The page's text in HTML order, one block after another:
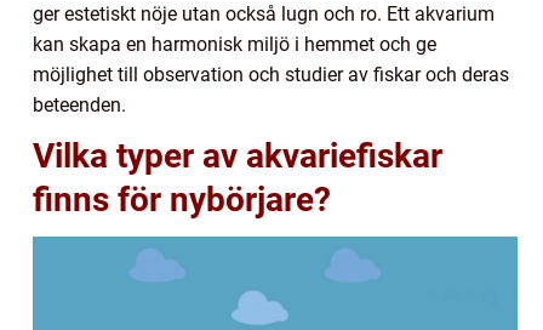
ger estetiskt nöje utan också lugn och ro. Ett akvarium
kan skapa en harmonisk miljö i hemmet och ge
möjlighet till observation och studier av fiskar och deras
beteenden.
Vilka typer av akvariefiskar
finns för nybörjare?